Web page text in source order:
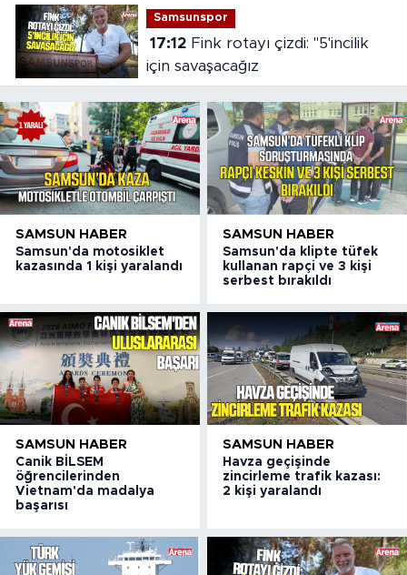
Samsunspor
17:12Fink rotayı çizdi: "5'incilik
için savaşacağız
SAMSUN HABER
Samsun'da motosiklet
kazasında 1 kişi yaralandı
SAMSUN HABER
Samsun'da klipte tüfek
kullanan rapçi ve 3 kişi
serbest bırakıldı
SAMSUN HABER
Canik BİLSEM
öğrencilerinden
Vietnam'da madalya
başarısı
SAMSUN HABER
Havza geçişinde
zincirleme trafik kazası:
2 kişi yaralandı